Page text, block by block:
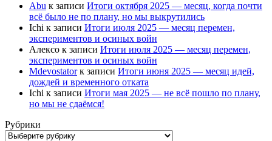
Abu к записи Итоги октября 2025 — месяц, когда почти
всё было не по плану, но мы выкрутились
Ichi к записи Итоги июля 2025 — месяц перемен,
экспериментов и осиных войн
Алексо к записи Итоги июля 2025 — месяц перемен,
экспериментов и осиных войн
Mdevostatorк записи Итоги июня 2025 — месяц идей,
дождей и временного отката
Ichi к записи Итоги мая 2025 — не всё пошло по плану,
но мы не сдаёмся!
Рубрики
Рубрики